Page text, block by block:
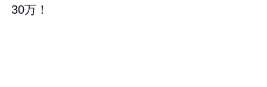
30万！